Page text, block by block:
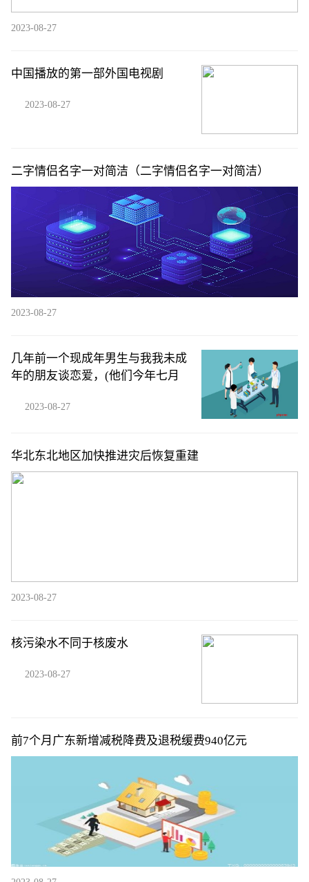
2023-08-27
中国播放的第一部外国电视剧
2023-08-27
二字情侣名字一对简洁（二字情侣名字一对简洁）
2023-08-27
几年前一个现成年男生与我我未成
年的朋友谈恋爱，(他们今年七月
2023-08-27
华北东北地区加快推进灾后恢复重建
2023-08-27
核污染水不同于核废水
2023-08-27
前7个月广东新增减税降费及退税缓费940亿元